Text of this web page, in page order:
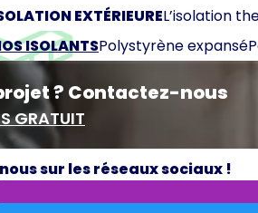
EXTÉRIEUREL’isolation
ISOLANTSPolystyrène expansé
? Contactez-nous
GRATUIT
sur les réseaux sociaux !